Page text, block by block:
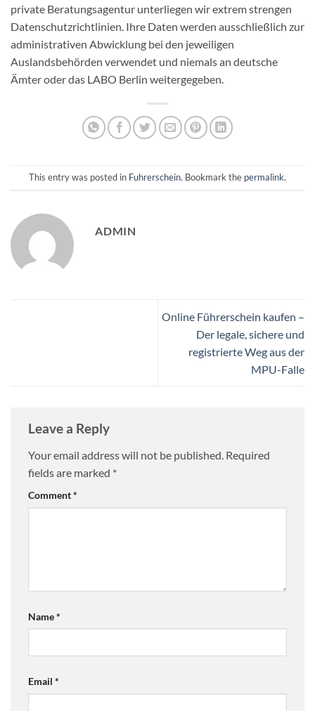
private Beratungsagentur unterliegen wir extrem strengen
Datenschutzrichtlinien. Ihre Daten werden ausschließlich zur
administrativen Abwicklung bei den jeweiligen
Auslandsbehörden verwendet und niemals an deutsche
Ämter oder das LABO Berlin weitergegeben.
This entry was posted in Fuhrerschein. Bookmark the permalink.
ADMIN
Online Führerschein kaufen –
Der legale, sichere und
registrierte Weg aus der
MPU-Falle
Leave a Reply
Your email address will not be published. Required
fields are marked *
Comment*
Name*
Email *